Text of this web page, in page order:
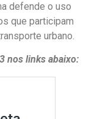
defende o uso
que participam
urbano.
nos links abaixo: